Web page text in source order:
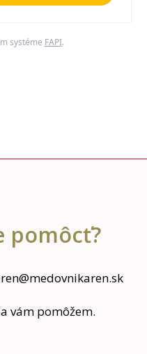
systéme FAPI.
pomôcť?
vám pomôžem.